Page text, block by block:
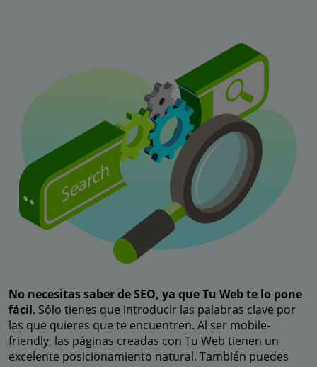
No necesitas saber de SEO, ya que Tu Web te lo pone
fácil. Sólo tienes que introducir las palabras clave por
las que quieres que te encuentren. Al ser mobile-
friendly, las páginas creadas con Tu Web tienen un
excelente posicionamiento natural. También puedes